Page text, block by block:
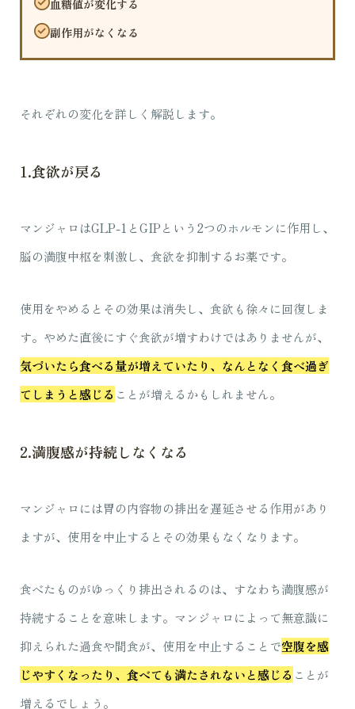
血糖値が変化する
副作用がなくなる
それぞれの変化を詳しく解説します。
1.食欲が戻る
マンジャロはGLP-1とGIPという2つのホルモンに作用し、
脳の満腹中枢を刺激し、食欲を抑制するお薬です。
使用をやめるとその効果は消失し、食欲も徐々に回復しま
す。やめた直後にすぐ食欲が増すわけではありませんが、
気づいたら食べる量が増えていたり、なんとなく食べ過ぎ
てしまうと感じる ことが増えるかもしれません。
2.満腹感が持続しなくなる
マンジャロには胃の内容物の排出を遅延させる作用があり
ますが、使用を中止するとその効果もなくなります。
食べたものがゆっくり排出されるのは、すなわち満腹感が
持続することを意味します。マンジャロによって無意識に
抑えられた過食や間食が、使用を中止することで空腹を感
じやすくなったり、食べても満たされないと感じる ことが
増えるでしょう。